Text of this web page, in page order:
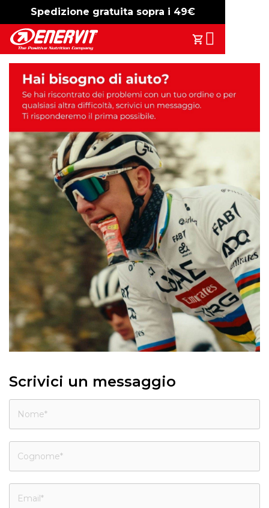
Spedizione gratuita sopra i 49€
-15% free shipping
Il Tuo
Search
Scrivici un messaggio